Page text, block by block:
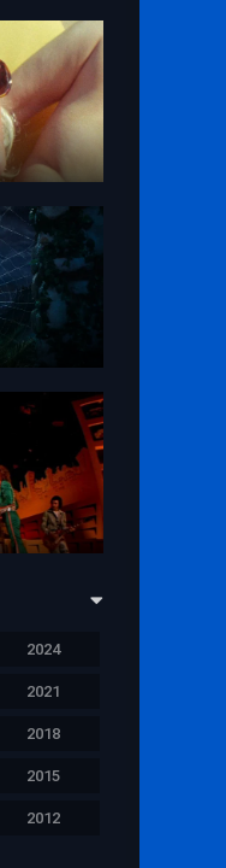
2024
2021
2018
2015
2012